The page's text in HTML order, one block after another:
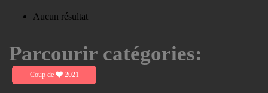
Aucun résultat
Parcourir catégories:
Coup de 2021